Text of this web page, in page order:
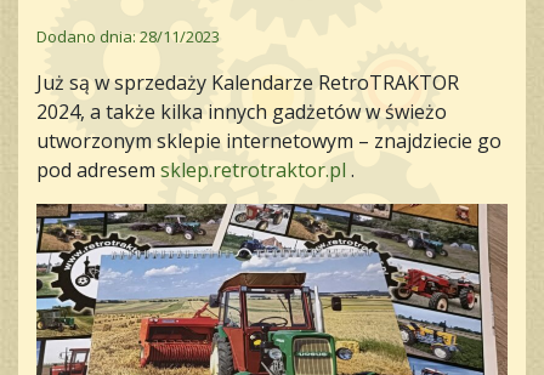
Dodano dnia: 28/11/2023
Już są w sprzedaży Kalendarze RetroTRAKTOR
2024, a także kilka innych gadżetów w świeżo
utworzonym sklepie internetowym – znajdziecie go
pod adresem sklep.retrotraktor.pl .